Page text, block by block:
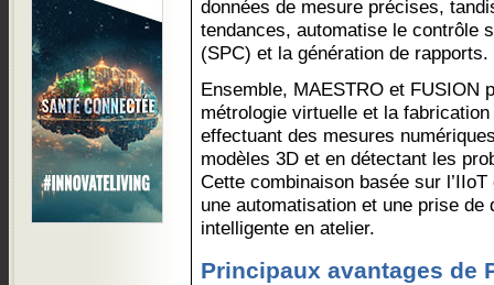
données de mesure précises,
tendances, automatise le contrôle
(SPC) et la génération de rapports.
Ensemble, MAESTRO et FUSION
métrologie virtuelle et la
effectuant des mesures
modèles 3D et en détectant les
Cette combinaison basée sur
une automatisation et une prise
intelligente en atelier.
Principaux avantages de